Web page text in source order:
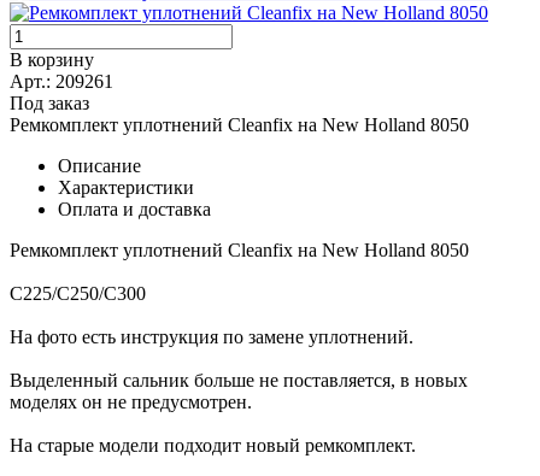
В корзину
Арт.: 209261
Под заказ
Ремкомплект уплотнений Cleanfix на New Holland 8050
Описание
Характеристики
Оплата и доставка
Ремкомплект уплотнений Cleanfix на New Holland 8050
C225/C250/C300
На фото есть инструкция по замене уплотнений.
Выделенный сальник больше не поставляется, в новых
моделях он не предусмотрен.
На старые модели подходит новый ремкомплект.